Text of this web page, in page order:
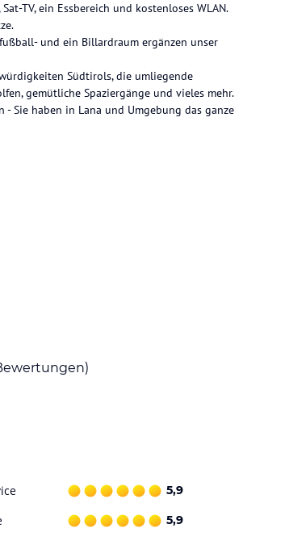
TV, ein Essbereich und kostenloses WLAN.
und ein Billardraum ergänzen unser
Südtirols, die umliegende
gemütliche Spaziergänge und vieles mehr.
Sie haben in Lana und Umgebung das ganze
Stadtzentrum Bozen entfernt. Lana liegt
ein Doppelbett, einer Küchenzeile,
Sat- TV, Wäscheständer und einem
ausgestattet mit einem Doppelzimmer,
einer Sitzecke mit Esstisch, ein
5,9
5,9